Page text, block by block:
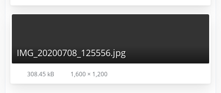
IMG_20200708_125556.jpg
308.45 kB 1,600 × 1,200